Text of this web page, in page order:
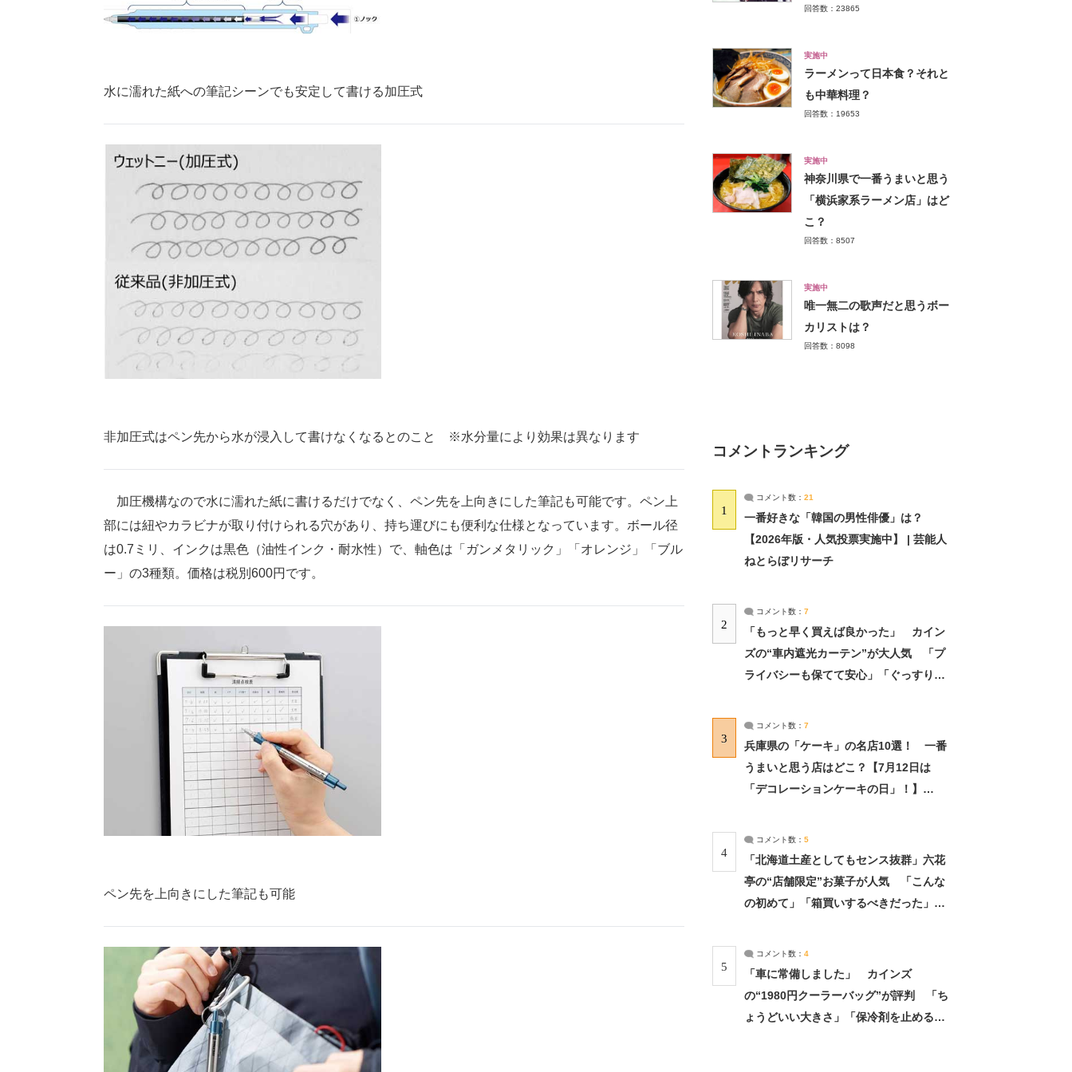
水に濡れた紙への筆記シーンでも安定して書ける加圧式
非加圧式はペン先から水が浸入して書けなくなるとのこと ※水分量により効果は異なります
加圧機構なので水に濡れた紙に書けるだけでなく、ペン先を上向きにした筆記も可能です。ペン上
部には紐やカラビナが取り付けられる穴があり、持ち運びにも便利な仕様となっています。ボール径
は0.7ミリ、インクは黒色（油性インク・耐水性）で、軸色は「ガンメタリック」「オレンジ」「ブル
ー」の3種類。価格は税別600円です。
ペン先を上向きにした筆記も可能
回答数：23865
実施中
ラーメンって日本食？それと
も中華料理？
回答数：19653
実施中
神奈川県で一番うまいと思う
「横浜家系ラーメン店」はど
こ？
回答数：8507
実施中
唯一無二の歌声だと思うボー
カリストは？
回答数：8098
コメントランキング
1
コメント数： 21
一番好きな「韓国の男性俳優」は？
【2026年版・人気投票実施中】 | 芸能人
ねとらぼリサーチ
2
コメント数： 7
「もっと早く買えば良かった」 カイン
ズの“車内遮光カーテン”が大人気 「プ
ライバシーも保てて安心」「ぐっすり眠
3
コメント数： 7
兵庫県の「ケーキ」の名店10選！ 一番
うまいと思う店はどこ？【7月12日は
「デコレーションケーキの日」！】
4
コメント数： 5
「北海道土産としてもセンス抜群」六花
亭の“店舗限定”お菓子が人気 「こんな
の初めて」「箱買いするべきだった」
5
コメント数： 4
「車に常備しました」 カインズ
の“1980円クーラーバッグ”が評判 「ち
ょうどいい大きさ」「保冷剤を止めるベ